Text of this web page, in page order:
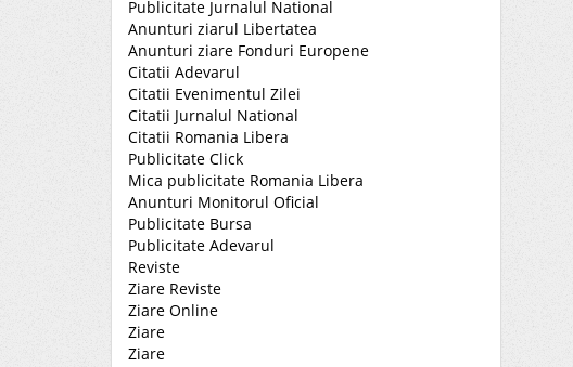
Publicitate Jurnalul National
Anunturi ziarul Libertatea
Anunturi ziare Fonduri Europene
Citatii Adevarul
Citatii Evenimentul Zilei
Citatii Jurnalul National
Citatii Romania Libera
Publicitate Click
Mica publicitate Romania Libera
Anunturi Monitorul Oficial
Publicitate Bursa
Publicitate Adevarul
Reviste
Ziare Reviste
Ziare Online
Ziare
Ziare